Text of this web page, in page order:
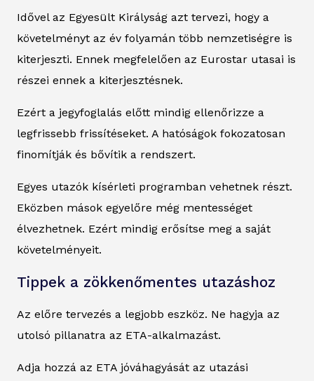
Idővel az Egyesült Királyság azt tervezi, hogy a
követelményt az év folyamán több nemzetiségre is
kiterjeszti. Ennek megfelelően az Eurostar utasai is
részei ennek a kiterjesztésnek.
Ezért a jegyfoglalás előtt mindig ellenőrizze a
legfrissebb frissítéseket. A hatóságok fokozatosan
finomítják és bővítik a rendszert.
Egyes utazók kísérleti programban vehetnek részt.
Eközben mások egyelőre még mentességet
élvezhetnek. Ezért mindig erősítse meg a saját
követelményeit.
Tippek a zökkenőmentes utazáshoz
Az előre tervezés a legjobb eszköz. Ne hagyja az
utolsó pillanatra az ETA-alkalmazást.
Adja hozzá az ETA jóváhagyását az utazási